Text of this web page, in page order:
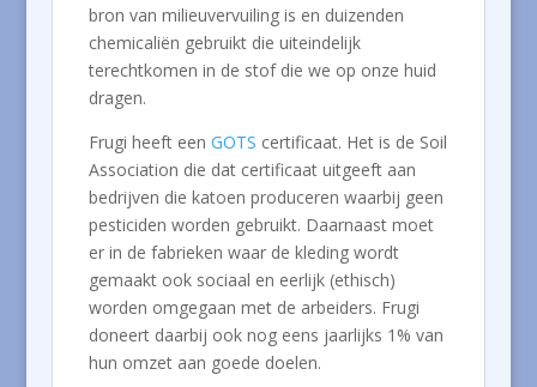
bron van milieuvervuiling is en duizenden
chemicaliën gebruikt die uiteindelijk
terechtkomen in de stof die we op onze huid
dragen.
Frugi heeft een GOTS certificaat. Het is de Soil
Association die dat certificaat uitgeeft aan
bedrijven die katoen produceren waarbij geen
pesticiden worden gebruikt. Daarnaast moet
er in de fabrieken waar de kleding wordt
gemaakt ook sociaal en eerlijk (ethisch)
worden omgegaan met de arbeiders. Frugi
doneert daarbij ook nog eens jaarlijks 1% van
hun omzet aan goede doelen.